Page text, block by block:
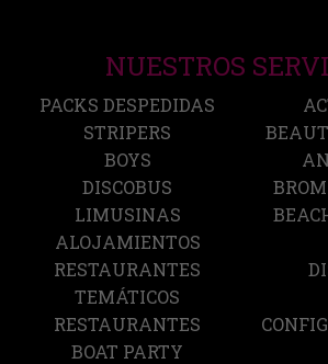
NUESTROS
PACKS DESPEDIDAS
STRIPERS
BOYS
DISCOBUS
LIMUSINAS
ALOJAMIENTOS
RESTAURANTES
TEMÁTICOS
RESTAURANTES
BOAT PARTY